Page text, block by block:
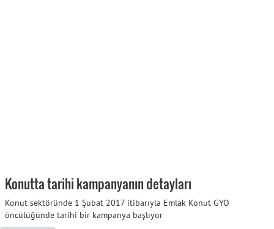
Konutta tarihi kampanyanın detayları
Konut sektöründe 1 Şubat 2017 itibarıyla Emlak Konut GYO
öncülüğünde tarihi bir kampanya başlıyor